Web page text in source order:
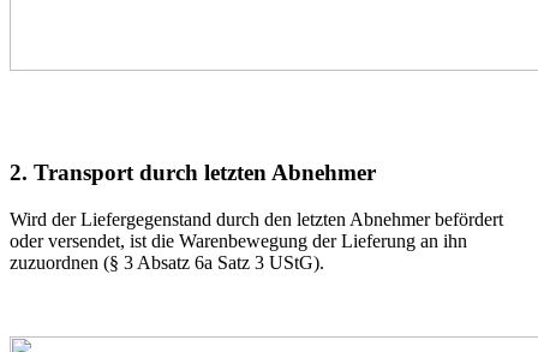
2. Transport durch letzten Abnehmer
Wird der Liefergegenstand durch den letzten Abnehmer befördert
oder versendet, ist die Warenbewegung der Lieferung an ihn
zuzuordnen (§ 3 Absatz 6a Satz 3 UStG).